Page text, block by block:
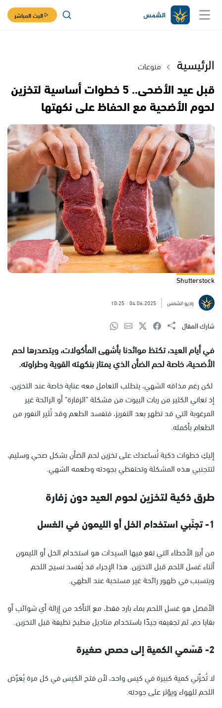
البث المباشر
الرئيسية منوعات
قبل عيد الأضحى.. 5 خطوات أساسية لتخزين
لحوم الأضحية مع الحفاظ على نكهتها
Shutterstock
راديو الشمس 04.06.2025
10:25
شارك المقال
في أيام العيد، تكتظ موائدنا بأشهى المأكولات، ويتصدرها لحم
الأضحية، خاصة لحم الضأن الذي يمتاز بنكهته القوية وطراوته.
لكن رغم مذاقه الشهي، يتطلب التعامل معه عناية خاصة عند التخزين،
إذ تعاني الكثير من ربات البيوت من مشكلة "الزفارة" أو الرائحة غير
المرغوبة التي قد تظهر بعد التفريز، فتفسد الطعم وقد تُثير النفور من
الطعام بأكمله.
إليكِ خطوات ذكية تُساعدك على تخزين لحم الضأن بشكل صحي وسليم،
لتتجنبي هذه المشكلة وتحتفظي بجودته وطعمه الشهي.
طرق ذكية لتخزين لحوم العيد دون زفارة
1- تجنّبي استخدام الخل أو الليمون في الغسل
من أبرز الأخطاء التي تقع فيها السيدات هو استخدام الخل أو الليمون
أثناء غسل اللحم قبل التخزين. هذا الإجراء قد يُفسد نسيج اللحم
ويتسبب في ظهور رائحة غير مستحبة عند الطهي.
الأفضل هو غسل اللحم بماء بارد فقط، مع التأكد من إزالة أي شوائب أو
بقايا دم، ثم تجفيفه جيدًا باستخدام مناديل مطبخ نظيفة قبل التخزين.
2- قسّمي الكمية إلى حصص صغيرة
لا تُخزّني كمية كبيرة في كيس واحد، لأن فتح الكيس في كل مرة يُعرّض
اللحم للهواء ويؤثر على جودته.